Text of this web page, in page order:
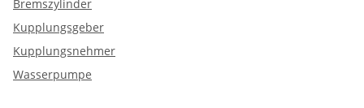
Bremszylinder
Kupplungsgeber
Kupplungsnehmer
Wasserpumpe